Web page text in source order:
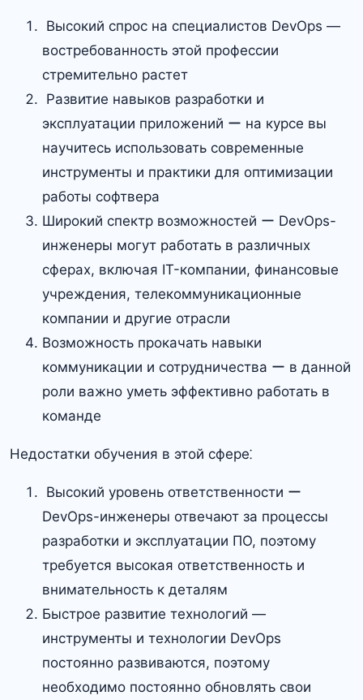
​ Высокий спрос на специалистов DevOps —
востребованность этой профессии
стремительно растет
​ Развитие навыков разработки и
эксплуатации приложений ー на курсе вы
научитесь использовать современные
инструменты и практики для оптимизации
работы софтвера
Широкий спектр возможностей ー DevOps-
инженеры могут работать в различных
сферах, включая IT-компании, финансовые
учреждения, телекоммуникационные
компании и другие отрасли
Возможность прокачать навыки
коммуникации и сотрудничества ー в данной
роли важно уметь эффективно работать в
команде
Недостатки обучения в этой сфере⁚
​ Высокий уровень ответственности ー
DevOps-инженеры отвечают за процессы
разработки и эксплуатации ПО, поэтому
требуется высокая ответственность и
внимательность к деталям
Быстрое развитие технологий —
инструменты и технологии DevOps
постоянно развиваются, поэтому
необходимо постоянно обновлять свои